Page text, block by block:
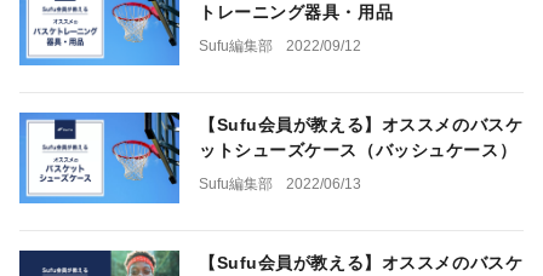
トレーニング器具・用品
Sufu編集部 2022/09/12
【Sufu会員が教える】オススメのバスケ
ットシューズケース（バッシュケース）
Sufu編集部 2022/06/13
【Sufu会員が教える】オススメのバスケ